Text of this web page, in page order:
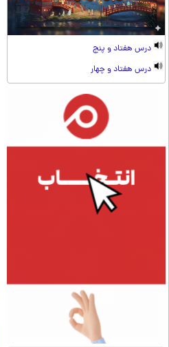
درس هفتاد و پنج
درس هفتاد و چهار